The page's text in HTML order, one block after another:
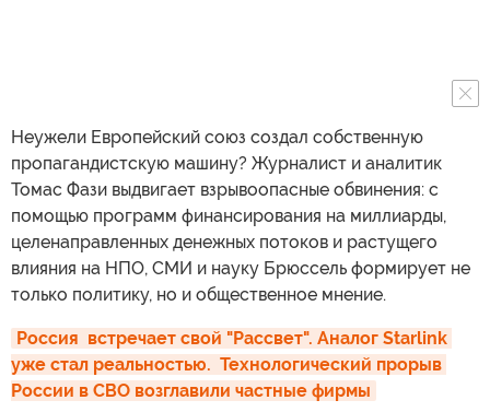
Неужели Европейский союз создал собственную
пропагандистскую машину? Журналист и аналитик
Томас Фази выдвигает взрывоопасные обвинения: с
помощью программ финансирования на миллиарды,
целенаправленных денежных потоков и растущего
влияния на НПО, СМИ и науку Брюссель формирует не
только политику, но и общественное мнение.
Россия  встречает свой "Рассвет". Аналог Starlink
уже стал реальностью.  Технологический прорыв
России в СВО возглавили частные фирмы